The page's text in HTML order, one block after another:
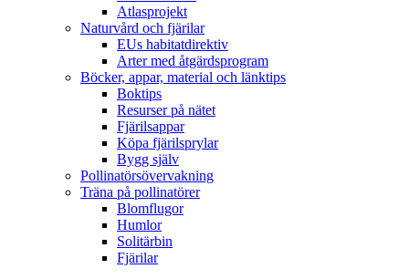
Atlasprojekt
Naturvård och fjärilar
EUs habitatdirektiv
Arter med åtgärdsprogram
Böcker, appar, material och länktips
Boktips
Resurser på nätet
Fjärilsappar
Köpa fjärilsprylar
Bygg själv
Pollinatörsövervakning
Träna på pollinatörer
Blomflugor
Humlor
Solitärbin
Fjärilar